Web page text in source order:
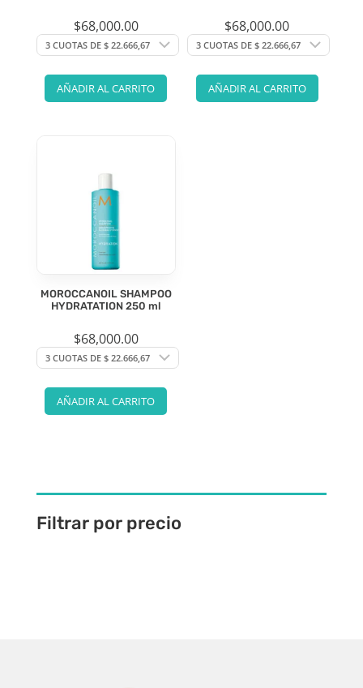
$68,000.00
AÑADIR AL CARRITO
$68,000.00
AÑADIR AL CARRITO
MOROCCANOIL SHAMPOO
HYDRATATION 250 ml
$68,000.00
AÑADIR AL CARRITO
Filtrar por precio